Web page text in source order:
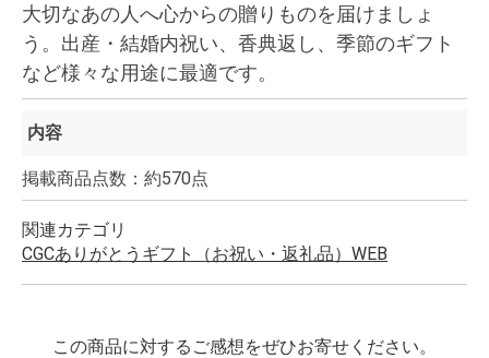
大切なあの人へ心からの贈りものを届けましょ
う。出産・結婚内祝い、香典返し、季節のギフト
など様々な用途に最適です。
内容
掲載商品点数：約570点
関連カテゴリ
CGCありがとうギフト（お祝い・返礼品）WEB
この商品に対するご感想をぜひお寄せください。